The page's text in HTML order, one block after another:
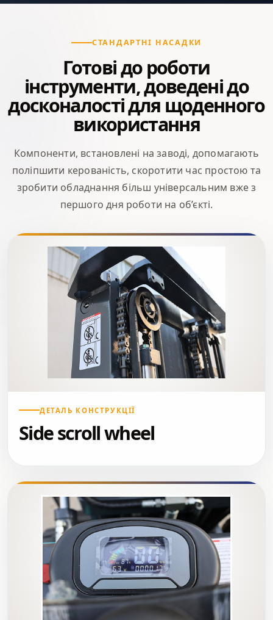
СТАНДАРТНІ НАСАДКИ
Готові до роботи
інструменти, доведені до
досконалості для щоденного
використання
Компоненти, встановлені на заводі, допомагають
поліпшити керованість, скоротити час простою та
зробити обладнання більш універсальним вже з
першого дня роботи на об’єкті.
ДЕТАЛЬ КОНСТРУКЦІЇ
Side scroll wheel